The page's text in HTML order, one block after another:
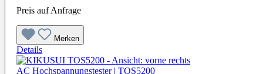
Preis auf Anfrage
Merken
Details
AC Hochspannungstester | TOS5200